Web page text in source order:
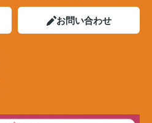
お問い合わせ